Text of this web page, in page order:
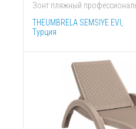
Зонт пляжный
THEUMBRELA SEMSIYE EVI,
Турция